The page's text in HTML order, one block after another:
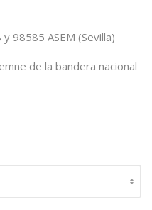
98585 ASEM (Sevilla)
de la bandera nacional